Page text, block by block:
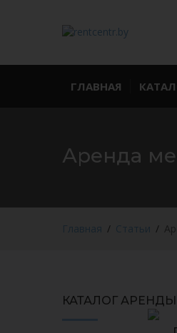
ГЛАВНАЯ
Аренда
Главная Статьи
КАТАЛОГ АРЕНДЫ